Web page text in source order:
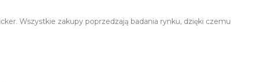
Wszystkie zakupy poprzedzają badania rynku, dzięki czemu